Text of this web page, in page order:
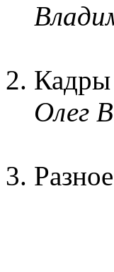
Олег
Разное